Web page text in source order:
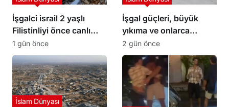
İşgalci israil 2 yaşlı
Filistinliyi önce canlı
kalkan olarak kullandı,
sonra infaz etti
1 gün önce
İşgal güçleri, büyük
yıkıma ve onlarca
kişinin gözaltına alındığı
bir baskının ardından
Kalendiya’dan çekildi
2 gün önce
İslam Dünyası